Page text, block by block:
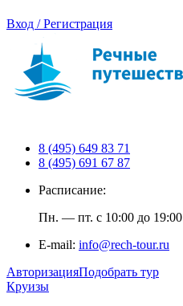
Вход / Регистрация
8 (495) 649 83 71
8 (495) 691 67 87
Расписание:
Пн. — пт. с 10:00 до 19:00
E-mail: info@rech-tour.ru
АвторизацияПодобрать тур
Круизы